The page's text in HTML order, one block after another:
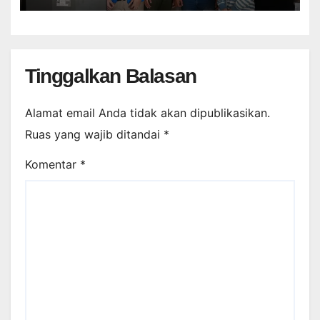
Tinggalkan Balasan
Alamat email Anda tidak akan dipublikasikan.
Ruas yang wajib ditandai *
Komentar *